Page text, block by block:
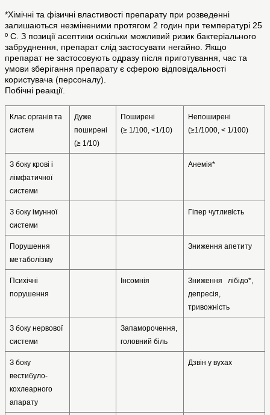
*Хімічні та фізичні властивості препарату при розведенні
залишаються незміненими протягом 2 годин при температурі 25
º С. З позиції асептики оскільки можливий ризик бактеріального
забруднення, препарат слід застосувати негайно. Якщо
препарат не застосовують одразу після приготування, час та
умови зберігання препарату є сферою відповідальності
користувача (персоналу).
Побічні реакції.
Клас органів та
систем
Дуже
поширені
(≥ 1/10)
Поширені
(≥ 1/100, <1/10)
Непоширені
(≥1/1000, < 1/100)
З боку крові і
лімфатичної
системи
Анемія*
З боку імунної
системи
Гіпер чутливість
Порушення
метаболізму
Зниження апетиту
Психічні
порушення
Інсомнія
Зниження   лібідо*,
депресія,
тривожність
З боку нервової
системи
Запаморочення,
головний біль
З боку
вестибуло-
кохлеарного
апарату
Дзвін у вухах